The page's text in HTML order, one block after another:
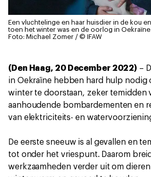
Een vluchtelinge en haar huisdier in de kou
toen het winter was en de oorlog in
Foto: Michael Zomer / © IFAW
(Den Haag, 20 December 2022) –
in Oekraïne hebben hard hulp nodig
winter te doorstaan, zeker temidden
aanhoudende bombardementen en
van elektriciteits- en
De eerste sneeuw is al gevallen en
tot onder het vriespunt. Daarom
werkzaamheden verder uit om